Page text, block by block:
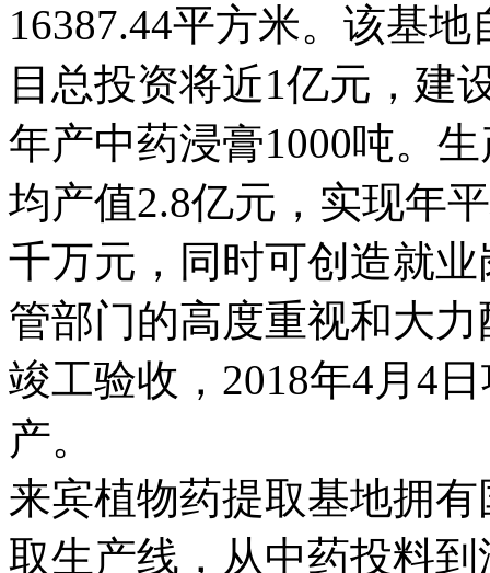
16387.44平方米。该基
目总投资将近1亿元，建
年产中药浸膏1000吨。
均产值2.8亿元，实现年
千万元，同时可创造就
管部门的高度重视和大
竣工验收，2018年4月4
产。
来宾植物药提取基地拥
取生产线，从中药投料